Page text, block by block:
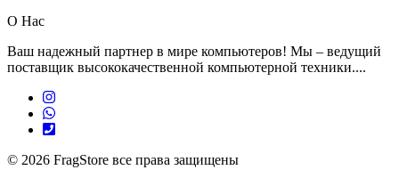
О Нас
Ваш надежный партнер в мире компьютеров! Мы – ведущий
поставщик высококачественной компьютерной техники....
© 2026 FragStore все права защищены